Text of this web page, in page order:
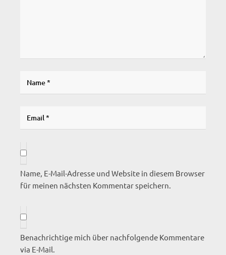
Name, E-Mail-Adresse und Website in diesem Browser
für meinen nächsten Kommentar speichern.
Benachrichtige mich über nachfolgende Kommentare
via E-Mail.